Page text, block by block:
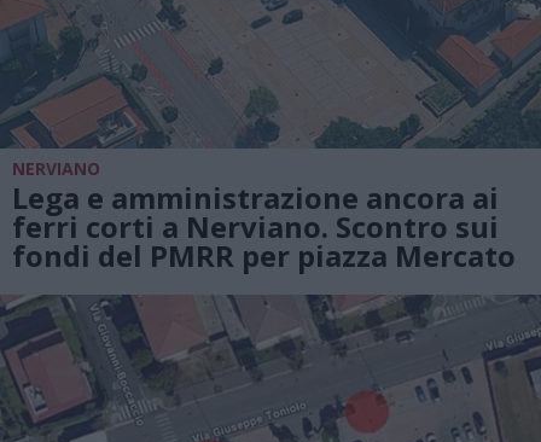
NERVIANO
Lega e amministrazione ancora ai
ferri corti a Nerviano. Scontro sui
fondi del PMRR per piazza Mercato